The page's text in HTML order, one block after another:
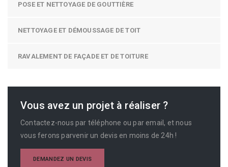
POSE ET NETTOYAGE DE GOUTTIÈRE
NETTOYAGE ET DÉMOUSSAGE DE TOIT
RAVALEMENT DE FAÇADE ET DE TOITURE
Vous avez un projet à réaliser ?
Contactez-nous par téléphone ou par email, et nous
vous ferons parvenir un devis en moins de 24h !
DEMANDEZ UN DEVIS